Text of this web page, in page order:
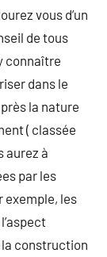
vous d’un
de tous
connaître
dans le
la nature
( classée
aurez à
par les
exemple, les
construction